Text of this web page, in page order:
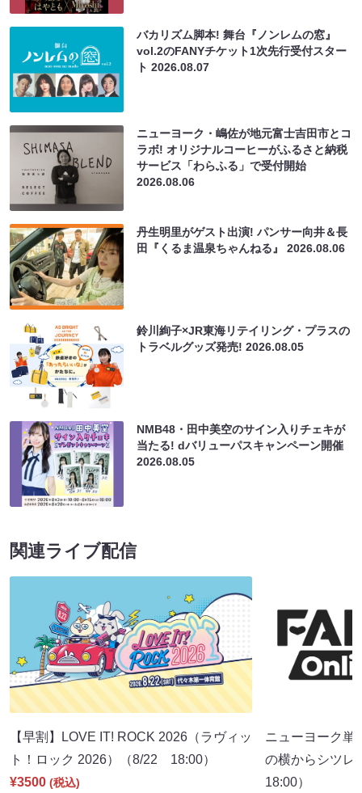
バカリズム脚本! 舞台『ノンレムの窓』
vol.2のFANYチケット1次先行受付スター
ト2026.08.07
ニューヨーク・嶋佐が地元富士吉田市とコ
ラボ! オリジナルコーヒーがふるさと納税
サービス「わらふる」で受付開始
2026.08.06
丹生明里がゲスト出演! パンサー向井＆長
田『くるま温泉ちゃんねる』2026.08.06
鈴川絢子×JR東海リテイリング・プラスの
トラベルグッズ発売!2026.08.05
NMB48・田中美空のサイン入りチェキが
当たる! dバリューパスキャンペーン開催
2026.08.05
関連ライブ配信
【早割】LOVE IT! ROCK 2026（ラヴィッ
ト！ロック 2026）（8/22 18:00）
¥3500 (税込)
ニューヨーク単
の横からシツ
18:00）